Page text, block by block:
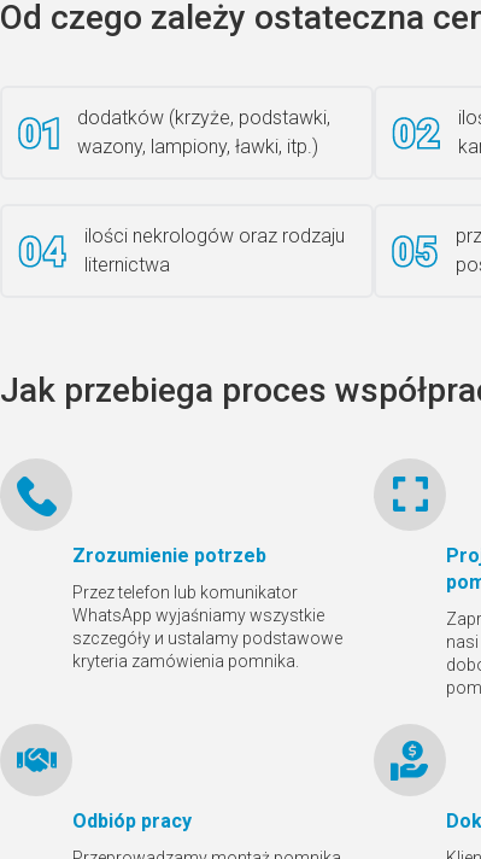
Od czego zależy ostateczna
dodatków (krzyże, podstawki,
wazony, lampiony, ławki, itp.)
ilości nekrologów oraz rodzaju
liternictwa
Jak przebiega proces
Zrozumienie potrzeb
Przez telefon lub komunikator
WhatsApp wyjaśniamy wszystkie
szczegóły и ustalamy podstawowe
kryteria zamówienia pomnika.
Odbióр pracy